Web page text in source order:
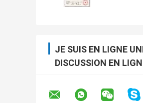
JE SUIS EN LIGNE
DISCUSSION EN